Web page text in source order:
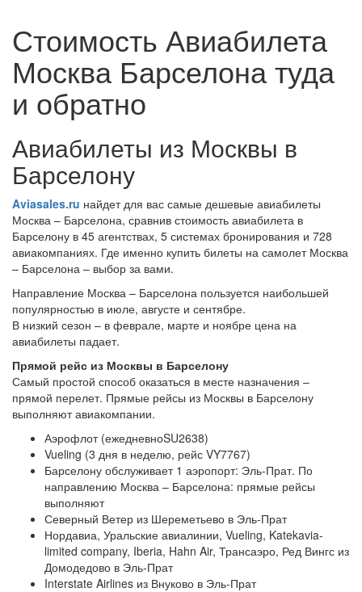
Стоимость Авиабилета
Москва Барселона туда
и обратно
Авиабилеты из Москвы в
Барселону
Aviasales.ru найдет для вас самые дешевые авиабилеты
Москва – Барселона, сравнив стоимость авиабилета в
Барселону в 45 агентствах, 5 системах бронирования и 728
авиакомпаниях. Где именно купить билеты на самолет Москва
– Барселона – выбор за вами.
Направление Москва – Барселона пользуется наибольшей
популярностью в июле, августе и сентябре.
В низкий сезон – в феврале, марте и ноябре цена на
авиабилеты падает.
Прямой рейс из Москвы в Барселону
Самый простой способ оказаться в месте назначения –
прямой перелет. Прямые рейсы из Москвы в Барселону
выполняют авиакомпании.
Аэрофлот (ежедневноSU2638)
Vueling (3 дня в неделю, рейс VY7767)
Барселону обслуживает 1 аэропорт: Эль-Прат. По
направлению Москва – Барселона: прямые рейсы
выполняют
Северный Ветер из Шереметьево в Эль-Прат
Нордавиа, Уральские авиалинии, Vueling, Katekavia-
limited company, Iberia, Hahn Air, Трансаэро, Ред Вингс из
Домодедово в Эль-Прат
Interstate Airlines из Внуково в Эль-Прат